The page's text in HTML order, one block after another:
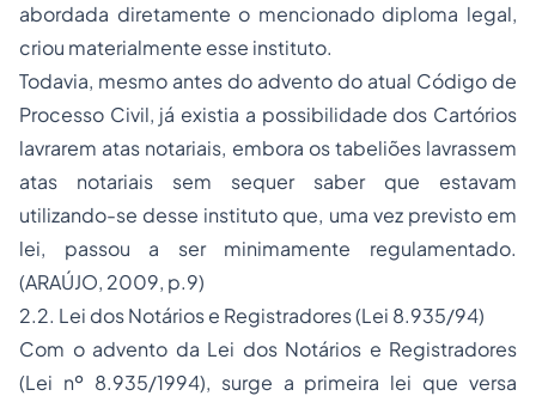
abordada diretamente o mencionado diploma legal,
criou materialmente esse instituto.
Todavia, mesmo antes do advento do atual Código de
Processo Civil, já existia a possibilidade dos Cartórios
lavrarem atas notariais, embora os tabeliões lavrassem
atas notariais sem sequer saber que estavam
utilizando-se desse instituto que, uma vez previsto em
lei, passou a ser minimamente regulamentado.
(ARAÚJO, 2009, p.9)
2.2. Lei dos Notários e Registradores (Lei 8.935/94)
Com o advento da Lei dos Notários e Registradores
(Lei nº 8.935/1994), surge a primeira lei que versa